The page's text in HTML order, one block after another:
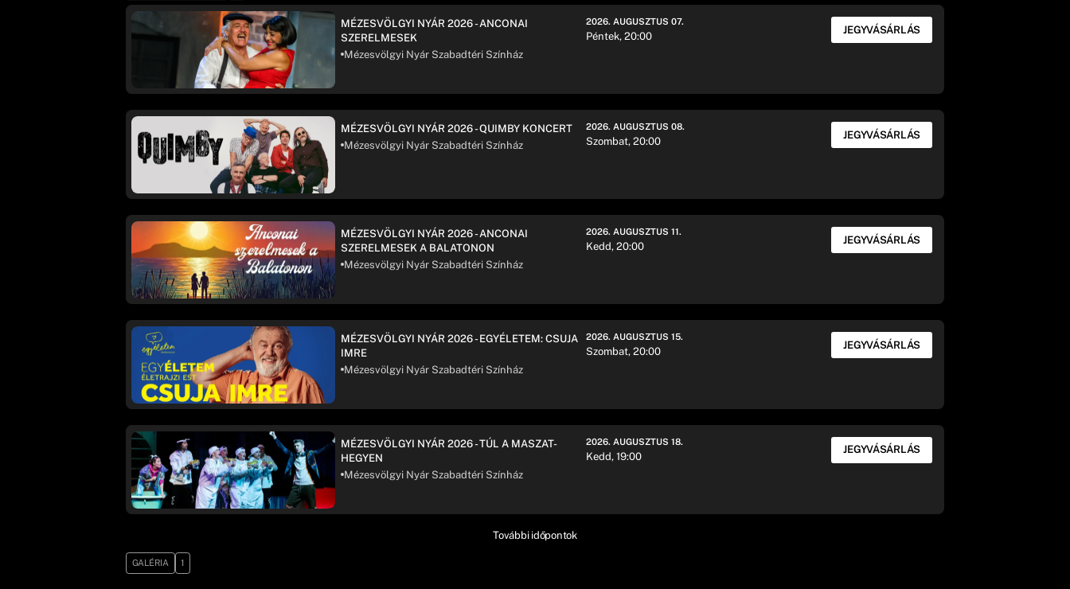
MÉZESVÖLGYI NYÁR 2026 - ANCONAI
SZERELMESEK
Mézesvölgyi Nyár Szabadtéri Színház
2026. AUGUSZTUS 07.
Péntek, 20:00
JEGYVÁSÁRLÁS
MÉZESVÖLGYI NYÁR 2026 - QUIMBY KONCERT
Mézesvölgyi Nyár Szabadtéri Színház
2026. AUGUSZTUS 08.
Szombat, 20:00
JEGYVÁSÁRLÁS
MÉZESVÖLGYI NYÁR 2026 - ANCONAI
SZERELMESEK A BALATONON
Mézesvölgyi Nyár Szabadtéri Színház
2026. AUGUSZTUS 11.
Kedd, 20:00
JEGYVÁSÁRLÁS
MÉZESVÖLGYI NYÁR 2026 - EGYÉLETEM: CSUJA
IMRE
Mézesvölgyi Nyár Szabadtéri Színház
2026. AUGUSZTUS 15.
Szombat, 20:00
JEGYVÁSÁRLÁS
MÉZESVÖLGYI NYÁR 2026 - TÚL A MASZAT-
HEGYEN
Mézesvölgyi Nyár Szabadtéri Színház
2026. AUGUSZTUS 18.
Kedd, 19:00
JEGYVÁSÁRLÁS
További időpontok
GALÉRIA 1